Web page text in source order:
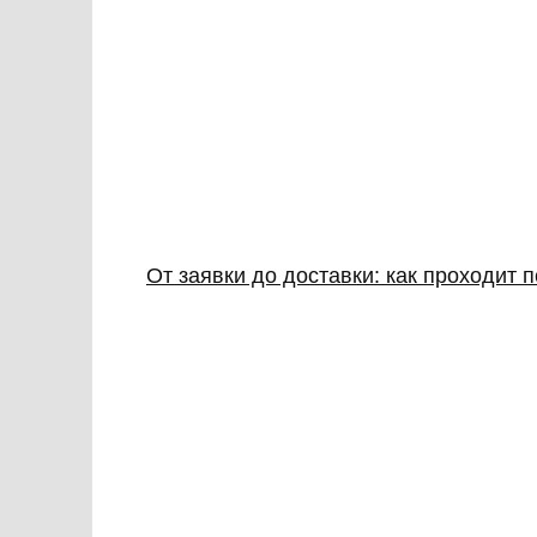
От заявки до доставки: как проходит